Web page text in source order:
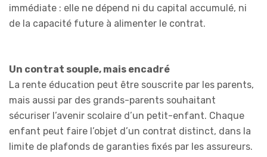
immédiate : elle ne dépend ni du capital accumulé, ni
de la capacité future à alimenter le contrat.
Un contrat souple, mais encadré
La rente éducation peut être souscrite par les parents,
mais aussi par des grands-parents souhaitant
sécuriser l’avenir scolaire d’un petit-enfant. Chaque
enfant peut faire l’objet d’un contrat distinct, dans la
limite de plafonds de garanties fixés par les assureurs.